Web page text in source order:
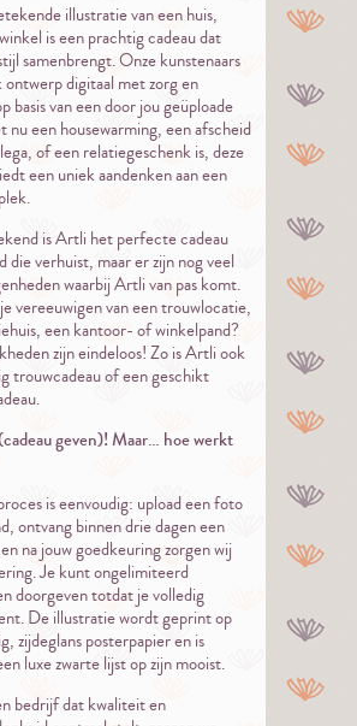
illustratie van een huis,
is een prachtig cadeau dat
samenbrengt. Onze kunstenaars
digitaal met zorg en
basis van een door jou geüploade
een housewarming, een afscheid
of een relatiegeschenk is, deze
een uniek aandenken aan een
is Artli het perfecte cadeau
die verhuist, maar er zijn nog veel
waarbij Artli van pas komt.
vereeuwigen van een trouwlocatie,
een kantoor- of winkelpand?
zijn eindeloos! Zo is Artli ook
trouwcadeau of een geschikt
geven)! Maar… hoe werkt
is eenvoudig: upload een foto
ontvang binnen drie dagen een
na jouw goedkeuring zorgen wij
Je kunt ongelimiteerd
doorgeven totdat je volledig
De illustratie wordt geprint op
zijdeglans posterpapier en is
luxe zwarte lijst op zijn mooist.
bedrijf dat kwaliteit en